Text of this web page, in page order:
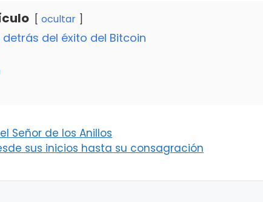
ocultar
del éxito del Bitcoin
Señor de los Anillos
sus inicios hasta su consagración